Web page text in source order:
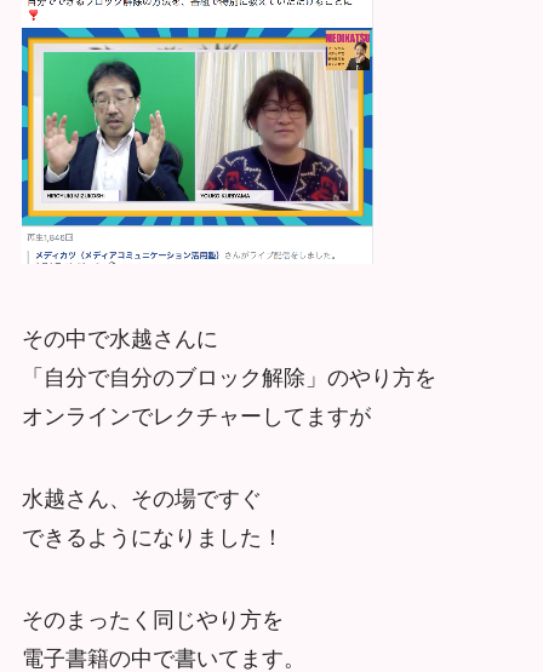
その中で水越さんに
「自分で自分のブロック解除」のやり方を
オンラインでレクチャーしてますが
水越さん、その場ですぐ
できるようになりました！
そのまったく同じやり方を
電子書籍の中で書いてます。